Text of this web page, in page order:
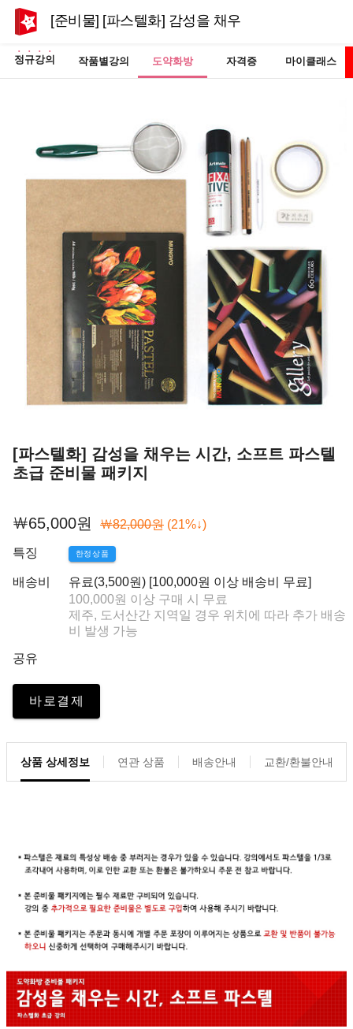
[준비물] [파스텔화] 감성을 채우는 시간, 소프트
정규강의 작품별강의 도약화방 자격증 마이클래스
[파스텔화] 감성을 채우는 시간, 소프트 파스텔
초급 준비물 패키지
￦65,000원 ￦82,000원 (21%↓)
특징 한정상품
배송비
유료(3,500원) [100,000원 이상 배송비 무료]
100,000원 이상 구매 시 무료
제주, 도서산간 지역일 경우 위치에 따라 추가 배송
비 발생 가능
공유
바로결제
상품 상세정보 연관 상품 배송안내 교환/환불안내